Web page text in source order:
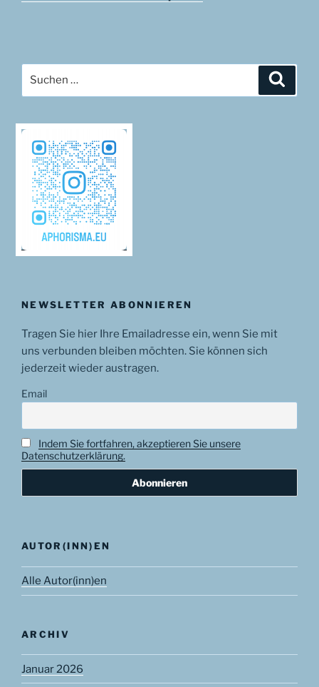
nach:
NEWSLETTER ABONNIEREN
Tragen Sie hier Ihre Emailadresse ein, wenn Sie mit
uns verbunden bleiben möchten. Sie können sich
jederzeit wieder austragen.
Email
Indem Sie fortfahren, akzeptieren Sie unsere
Datenschutzerklärung.
AUTOR(INN)EN
Alle Autor(inn)en
ARCHIV
Januar 2026